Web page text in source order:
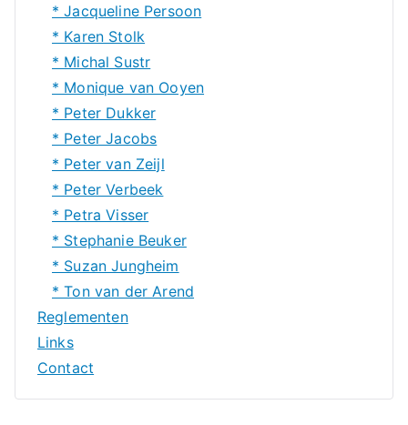
* Jacqueline Persoon
* Karen Stolk
* Michal Sustr
* Monique van Ooyen
* Peter Dukker
* Peter Jacobs
* Peter van Zeijl
* Peter Verbeek
* Petra Visser
* Stephanie Beuker
* Suzan Jungheim
* Ton van der Arend
Reglementen
Links
Contact